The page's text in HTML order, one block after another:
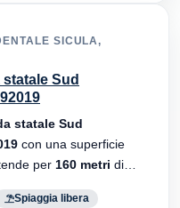
SICULA,
Sud
statale Sud
con una superficie
per 160 metri di
Spiaggia libera